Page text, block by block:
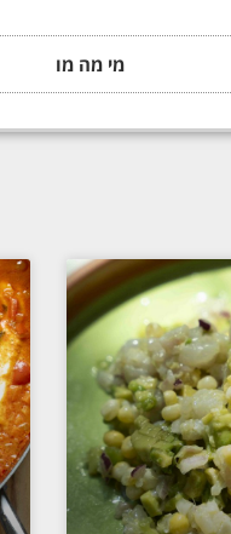
מי מה מו